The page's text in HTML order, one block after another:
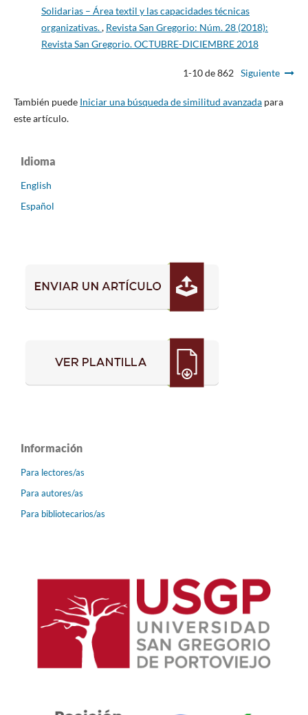
Solidarias – Área textil y las capacidades técnicas
organizativas., Revista San Gregorio: Núm. 28 (2018):
Revista San Gregorio. OCTUBRE-DICIEMBRE 2018
1-10 de 862 Siguiente
También puede Iniciar una búsqueda de similitud avanzadapara
este artículo.
Idioma
English
Español
Información
Para lectores/as
Para autores/as
Para bibliotecarios/as